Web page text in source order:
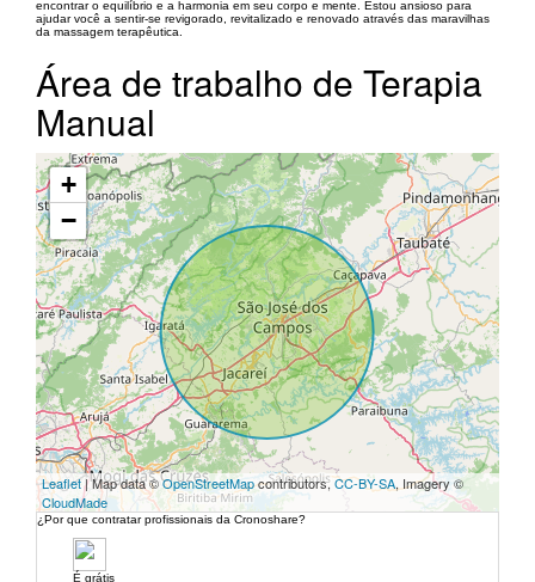
encontrar o equilíbrio e a harmonia em seu corpo e mente. Estou ansioso para
ajudar você a sentir-se revigorado, revitalizado e renovado através das maravilhas
da massagem terapêutica.
Área de trabalho de Terapia
Manual
+
−
Leaflet| Map data ©OpenStreetMapcontributors,CC-BY-SA, Imagery ©
CloudMade
¿Por que contratar profissionais da Cronoshare?
É grátis